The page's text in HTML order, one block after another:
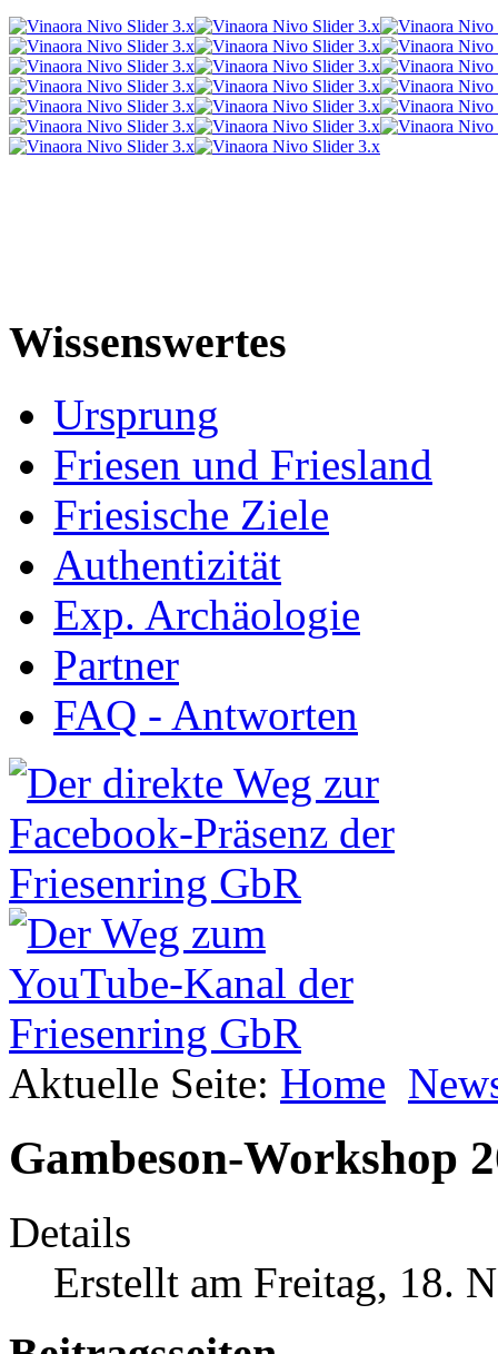
Wissenswertes
Ursprung
Friesen und Friesland
Friesische Ziele
Authentizität
Exp. Archäologie
Partner
FAQ - Antworten
Aktuelle Seite: Home
Gambeson-Workshop
Details
Erstellt am Freitag, 18.